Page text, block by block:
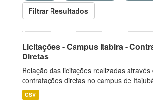
Filtrar Resultados
Licitações - Campus Itabira -
Diretas
Relação das licitações realizadas através
contratações diretas no campus de
CSV